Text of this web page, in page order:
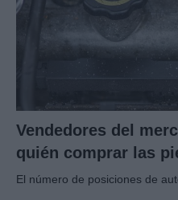
Vendedores del
quién comprar las
El número de posiciones de